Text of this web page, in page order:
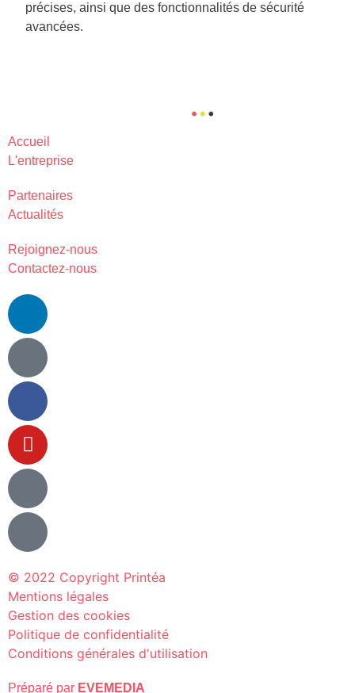
précises, ainsi que des fonctionnalités de sécurité
avancées.
Accueil
L'entreprise
Partenaires
Actualités
Rejoignez-nous
Contactez-nous
© 2022 Copyright Printéa
Mentions légales
Gestion des cookies
Politique de confidentialité
Conditions générales d'utilisation
Préparé par EVEMEDIA